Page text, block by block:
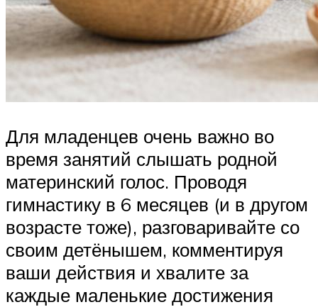
Для младенцев очень важно во
время занятий слышать родной
материнский голос. Проводя
гимнастику в 6 месяцев (и в другом
возрасте тоже), разговаривайте со
своим детёнышем, комментируя
ваши действия и хвалите за
каждые маленькие достижения